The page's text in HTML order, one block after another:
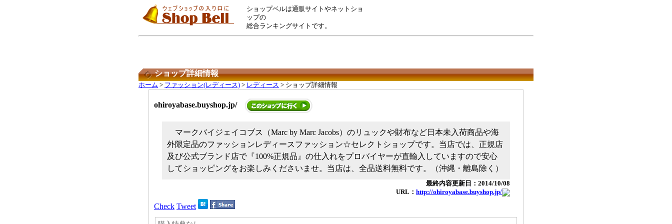
ショップベルは通販サイトやネットショ
ップの
総合ランキングサイトです。
ショップ詳細情報
ホーム > ファッション(レディース) > レディース > ショップ詳細情報
ohiroyabase.buyshop.jp/
マークバイジェイコブス（Marc by Marc Jacobs）のリュックや財布など日本未入荷商品や海
外限定品のファッションレディースファッション☆セレクトショップです。当店では、正規店
及び公式ブランド店で『100%正規品』の仕入れをプロバイヤーが直輸入していますので安心
してショッピングをお楽しみくださいませ。当店は、全品送料無料です。（沖縄・離島除く）
最終内容更新日：2014/10/08
URL： http://ohiroyabase.buyshop.jp/
Check Tweet